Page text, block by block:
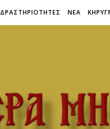
ΔΡΑΣΤΗΡΙΟΤΗΤΕΣ ΝΕΑ